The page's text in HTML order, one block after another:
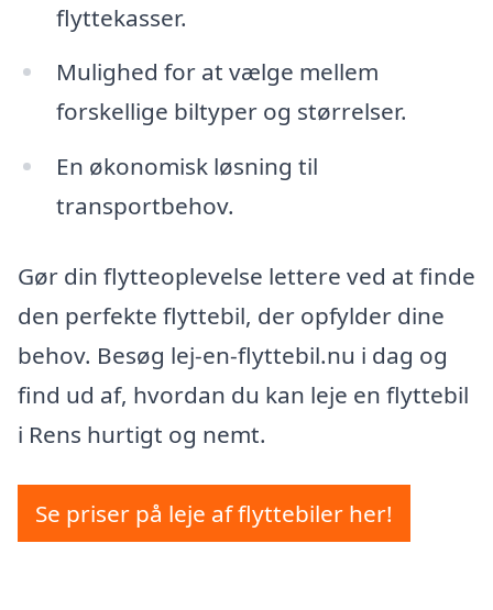
flyttekasser.
Mulighed for at vælge mellem
forskellige biltyper og størrelser.
En økonomisk løsning til
transportbehov.
Gør din flytteoplevelse lettere ved at finde
den perfekte flyttebil, der opfylder dine
behov. Besøg lej-en-flyttebil.nu i dag og
find ud af, hvordan du kan leje en flyttebil
i Rens hurtigt og nemt.
Se priser på leje af flyttebiler her!